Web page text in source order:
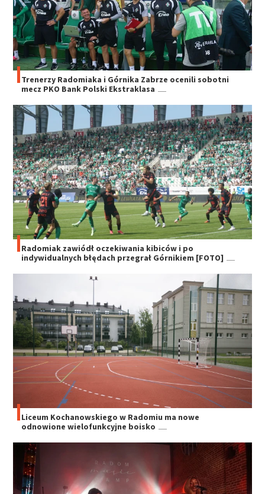
Trenerzy Radomiaka i Górnika Zabrze ocenili sobotni
mecz PKO Bank Polski Ekstraklasa
Radomiak zawiódł oczekiwania kibiców i po
indywidualnych błędach przegrał Górnikiem [FOTO]
Liceum Kochanowskiego w Radomiu ma nowe
odnowione wielofunkcyjne boisko